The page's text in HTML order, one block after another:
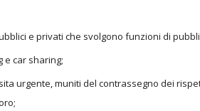
e privati che svolgono funzioni di
e car sharing;
urgente, muniti del contrassegno dei